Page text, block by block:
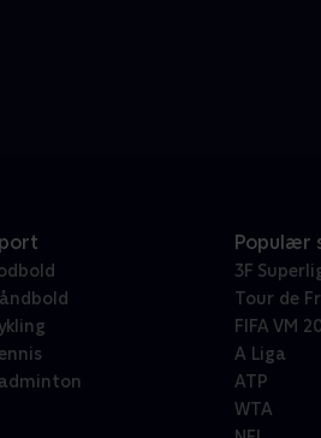
Populær
3F
Tour de
FIFA VM
A Liga
ATP
WTA